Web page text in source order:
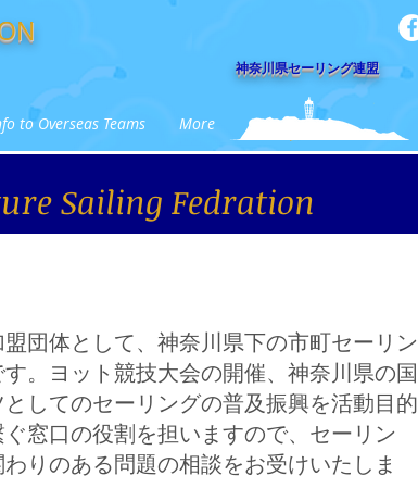
​神奈川県セーリング連盟
to Overseas Teams More
Sailing Fedration
団体として、神奈川県下の市町セーリン
。ヨット競技大会の開催、神奈川県の国
してのセーリングの普及振興を活動目的
窓口の役割を担いますので、セーリン
りのある問題の相談をお受けいたしま